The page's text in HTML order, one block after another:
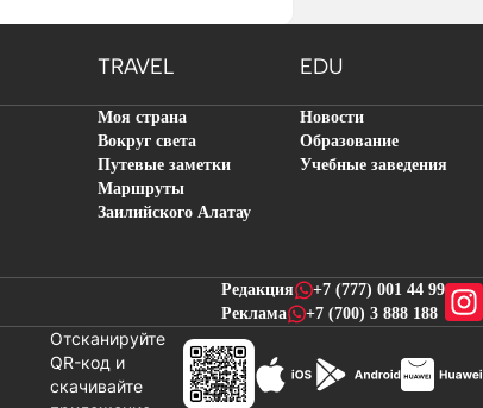
TRAVEL EDU
Моя страна
Вокруг света
Путевые заметки
Маршруты
Заилийского Алатау
Новости
Образование
Учебные заведения
Редакция
+7 (777) 001 44 99
Реклама
+7 (700) 3 888 188
Отсканируйте
QR-код и
скачивайте